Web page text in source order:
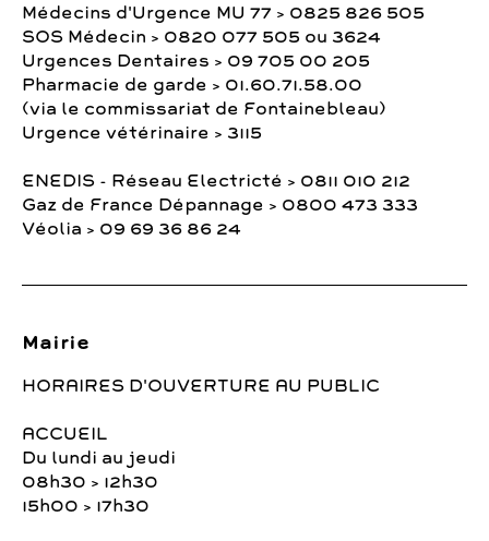
Médecins d'Urgence MU 77 > 0825 826 505
SOS Médecin > 0820 077 505 ou 3624
Urgences Dentaires > 09 705 00 205
Pharmacie de garde > 01.60.71.58.00
(via le commissariat de Fontainebleau)
Urgence vétérinaire > 3115
ENEDIS - Réseau Electricté > 0811 010 212
Gaz de France Dépannage > 0800 473 333
Véolia > 09 69 36 86 24
Mairie
HORAIRES D'OUVERTURE AU PUBLIC
ACCUEIL
Du lundi au jeudi
08h30 > 12h30
15h00 > 17h30